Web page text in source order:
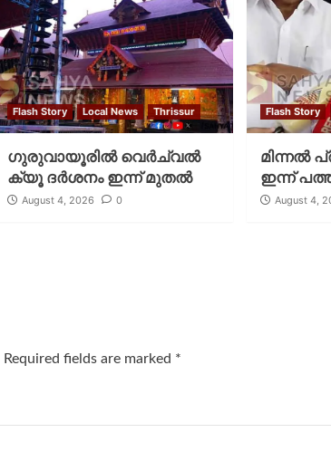
Flash Story Local News Thrissur
ഗുരുവായൂരില്‍ വെര്‍ച്വല്‍
ക്യൂ ദര്‍ശനം ഇന്ന് മുതല്‍
August 4, 2026 0
Flash Story
മിന്നല്‍
ഇന്ന്
August 4,
Required fields are marked *